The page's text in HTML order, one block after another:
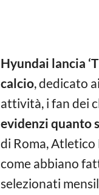
Hyundai lancia
calcio, dedicato ai
attività, i fan dei
evidenzi quanto
di Roma,
come abbiano
selezionati